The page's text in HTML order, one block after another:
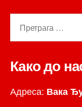
Како до
Адреса: Вака